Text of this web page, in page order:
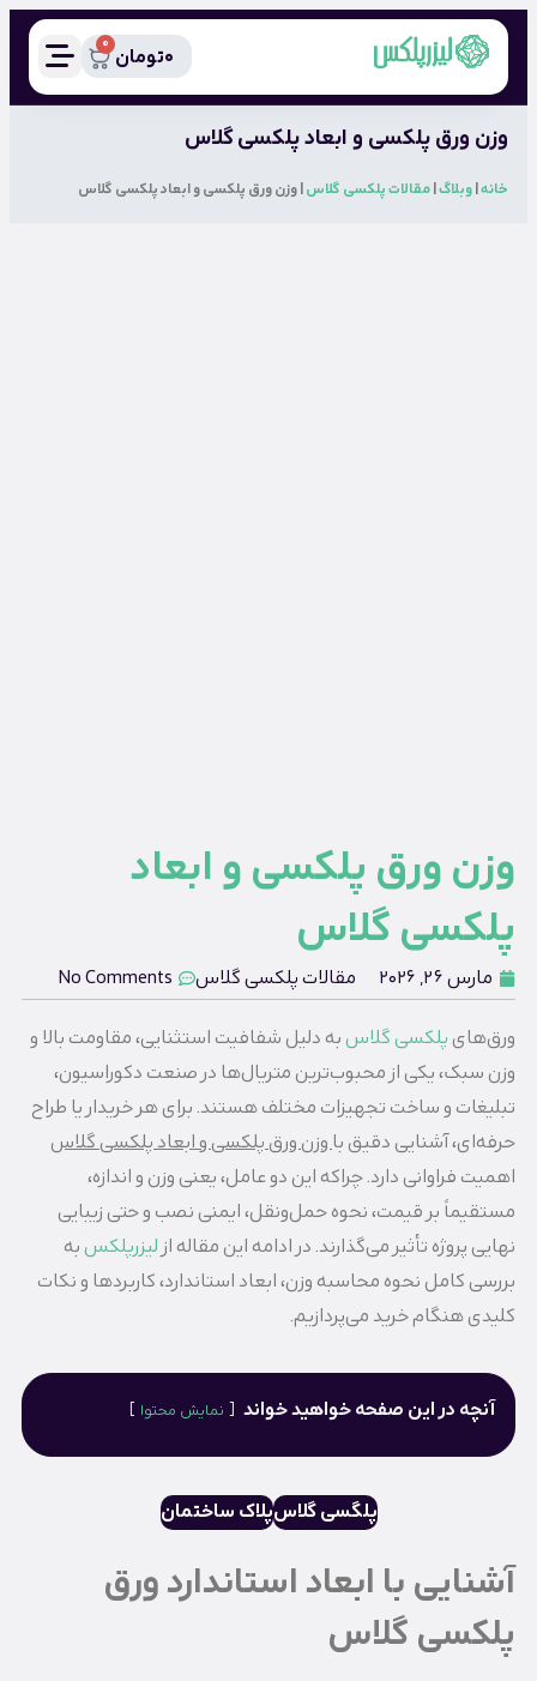
0تومان
0
وزن ورق پلکسی و ابعاد پلکسی گلاس
خانه وبلاگ مقالات پلکسی گلاس وزن ورق پلکسی و ابعاد پلکسی گلاس
وزن ورق پلکسی و ابعاد
پلکسی گلاس
مارس 26, 2026 مقالات پلکسی گلاس No Comments
ورق‌های پلکسی گلاسبه دلیل شفافیت استثنایی، مقاومت بالا و
وزن سبک، یکی از محبوب‌ترین متریال‌ها در صنعت دکوراسیون،
تبلیغات و ساخت تجهیزات مختلف هستند. برای هر خریدار یا طراح
حرفه‌ای، آشنایی دقیق باوزن ورق پلکسی و ابعاد پلکسی گلاس
اهمیت فراوانی دارد. چراکه این دو عامل، یعنی وزن و اندازه،
مستقیماً بر قیمت، نحوه حمل‌ونقل، ایمنی نصب و حتی زیبایی
نهایی پروژه تأثیر می‌گذارند. در ادامه این مقاله از لیزرپلکسبه
بررسی کامل نحوه محاسبه وزن، ابعاد استاندارد، کاربردها و نکات
کلیدی هنگام خرید می‌پردازیم.
آنچه در این صفحه خواهید خواند نمایش محتوا
پلگسی گلاسپلاک ساختمان
آشنایی با ابعاد استاندارد ورق
پلکسی گلاس